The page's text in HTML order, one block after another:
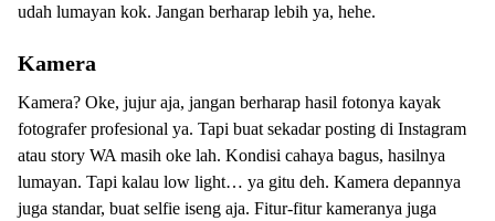
udah lumayan kok. Jangan berharap lebih ya, hehe.
Kamera
Kamera? Oke, jujur aja, jangan berharap hasil fotonya kayak
fotografer profesional ya. Tapi buat sekadar posting di Instagram
atau story WA masih oke lah. Kondisi cahaya bagus, hasilnya
lumayan. Tapi kalau low light… ya gitu deh. Kamera depannya
juga standar, buat selfie iseng aja. Fitur-fitur kameranya juga